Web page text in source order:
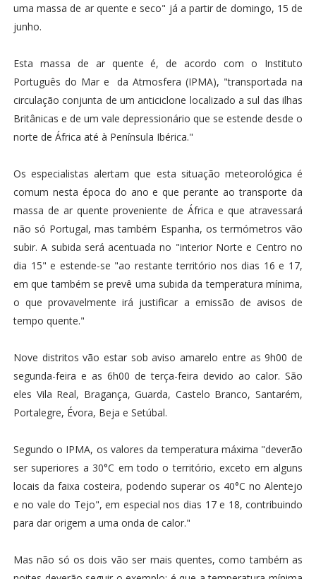
uma massa de ar quente e seco" já a partir de domingo, 15 de
junho.
Esta massa de ar quente é, de acordo com o Instituto
Português do Mar e da Atmosfera (IPMA), "transportada na
circulação conjunta de um anticiclone localizado a sul das ilhas
Britânicas e de um vale depressionário que se estende desde o
norte de África até à Península Ibérica."
Os especialistas alertam que esta situação meteorológica é
comum nesta época do ano e que perante ao transporte da
massa de ar quente proveniente de África e que atravessará
não só Portugal, mas também Espanha, os termómetros vão
subir. A subida será acentuada no "interior Norte e Centro no
dia 15" e estende-se "ao restante território nos dias 16 e 17,
em que também se prevê uma subida da temperatura mínima,
o que provavelmente irá justificar a emissão de avisos de
tempo quente."
Nove distritos vão estar sob aviso amarelo entre as 9h00 de
segunda-feira e as 6h00 de terça-feira devido ao calor. São
eles Vila Real, Bragança, Guarda, Castelo Branco, Santarém,
Portalegre, Évora, Beja e Setúbal.
Segundo o IPMA, os valores da temperatura máxima "deverão
ser superiores a 30°C em todo o território, exceto em alguns
locais da faixa costeira, podendo superar os 40°C no Alentejo
e no vale do Tejo", em especial nos dias 17 e 18, contribuindo
para dar origem a uma onda de calor."
Mas não só os dois vão ser mais quentes, como também as